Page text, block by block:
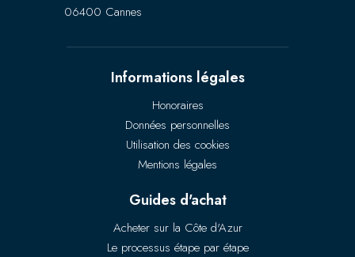
06400 Cannes
Informations légales
Honoraires
Données personnelles
Utilisation des cookies
Mentions légales
Guides d'achat
Acheter sur la Côte d'Azur
Le processus étape par étape